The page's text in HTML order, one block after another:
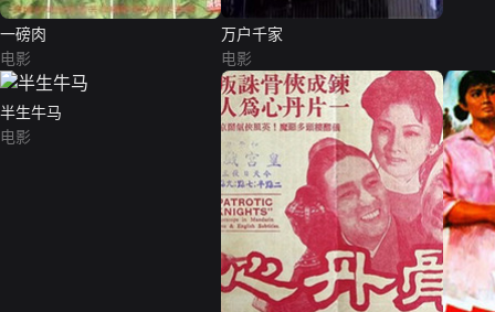
一磅肉
电影
万户千家
电影
半生牛马
电影